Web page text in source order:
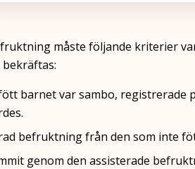
måste följande kriterier
barnet var sambo, registrerade
befruktning från den som inte
genom den assisterade